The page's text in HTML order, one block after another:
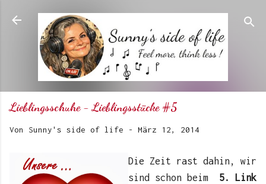
Direkt zum Hauptbereich
Lieblingsschuhe - Lieblingsstücke #5
Von Sunny's side of life - März 12, 2014
Die Zeit rast dahin, wir
sind schon beim 5. Link